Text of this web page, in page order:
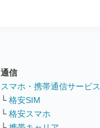
通信
スマホ・携帯通信サービス
└ 格安SIM
└ 格安スマホ